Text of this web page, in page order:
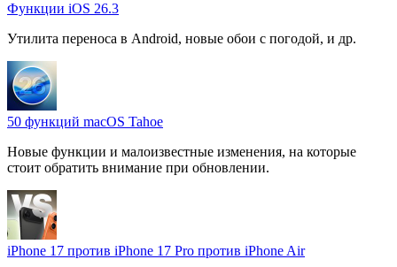
Функции iOS 26.3
Утилита переноса в Android, новые обои с погодой, и др.
50 функций macOS Tahoe
Новые функции и малоизвестные изменения, на которые
стоит обратить внимание при обновлении.
iPhone 17 против iPhone 17 Pro против iPhone Air